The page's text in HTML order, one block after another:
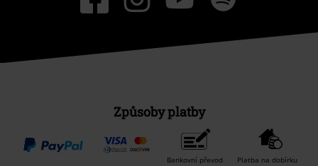
Způsoby platby
Bankovní převod Platba na dobírku